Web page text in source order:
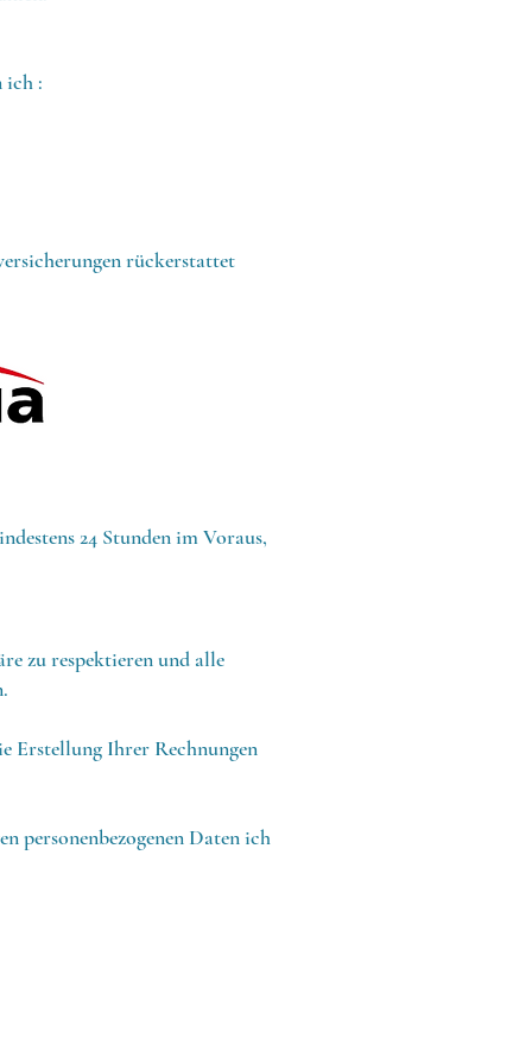
ich :
rückerstattet
24 Stunden im Voraus,
zu respektieren und alle
Erstellung Ihrer Rechnungen
personenbezogenen Daten ich